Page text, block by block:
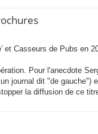
Casseurs de Pubs en
Pour l'anecdote
journal dit "de gauche")
la diffusion de ce